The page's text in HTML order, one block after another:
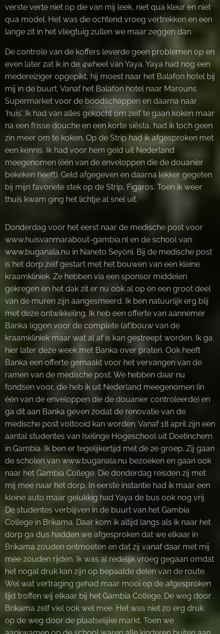
verste verte niet op die van mij leek, niet qua kleur en niet
qua model. Het was die ochtend vroeg vertrekken en een
lange zit in het vliegtuig zullen we maar zeggen dan.
De controle van de koffers leverde geen problemen op en
even later zat ik in de 4wheel van Yaya. Yaya had nog een
medereiziger opgepikt, hij moest naar het Balafon hotel bij
mij in de buurt. Vanaf het Balafon hotel naar Marouns
Supermarket voor de boodschappen en daarna naar
'huis'. Ik had van alles gekocht om zelf te gaan koken maar
na een frisse douche en een korte siësta, had ik toch geen
zin meer om te koken. Op de Strip had ik afgesproken met
een kennis. Ik had voor hem geld uit Nederland
meegenomen (één van de enveloppen die de douanier
bekeken heeft). Geld afgegeven en daarna lekker gegeten
bij mijn favoriete stek op de Strip, Figaros. Toen ik weer
thuis kwam ging het lichtje al snel uit.
Donderdag voor het eerst naar de medische post voor
www.huisvanmarabout-gambia.nl en de school van
www.buganala.nu in Naneto Seyoni. Bij de medische post
is het dorp zelf gestart met het bouwen van een kleine
kraamkliniek. Ze hebben via een sponsor middelen
gekregen en het dak zit er nu ook al op én een groot deel
van de muren zijn aangesmeerd. Ik ben natuurlijk erg blij
met deze ontwikkeling. Ik heb een offerte van aannemer
Banka liggen voor de complete (af)bouw van de
kraamkliniek maar wat al af is kan gestreept worden. Ik ga
hier later deze week met Banka over praten. Ook heeft
Banka een offerte gemaakt voor het vervangen van de
ramen van de medische post. We hebben daar nu
fondsen voor, die heb ik uit Nederland meegenomen (in
één van de enveloppen die de douanier controleerde) en
ga dit aan Banka geven zodat de renovatie van de
medische post voltooid kan worden. Vanaf 18 april zijn een
aantal studentes van Iselinge Hogeschool uit Doetinchem
in Gambia. Ik ben er tegelijkertijd met de 2e groep. Zij gaan
de scholen van www.buganala.nu bezoeken en gaan ook
naar het Gambia College. Die donderdag reisden zij met
mij mee naar het dorp. In eerste instantie had ik maar een
kleine auto maar gelukkig had Yaya de bus ook nog vrij.
De studentes verblijven in de buurt van het Gambia
College in Brikama. Daar kom ik altijd langs als ik naar het
dorp ga dus hadden we afgesproken dat we elkaar in
Brikama zouden ontmoeten en dat zij vanaf daar met mij
mee zouden rijden. Ik was al redelijk vroeg gegaan omdat
het nogal druk kan zijn op bepaalde delen van de route.
Wel wat vertraging gehad maar mooi op de afgesproken
tijd troffen wij elkaar bij het Gambia College. De weg door
Brikama zelf viel ook wel mee. Het was niet zo erg druk
op de weg door de plaatselijke markt. Toen we